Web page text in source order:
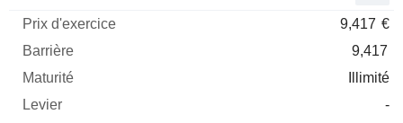
9,417 €
9,417
Illimité
-